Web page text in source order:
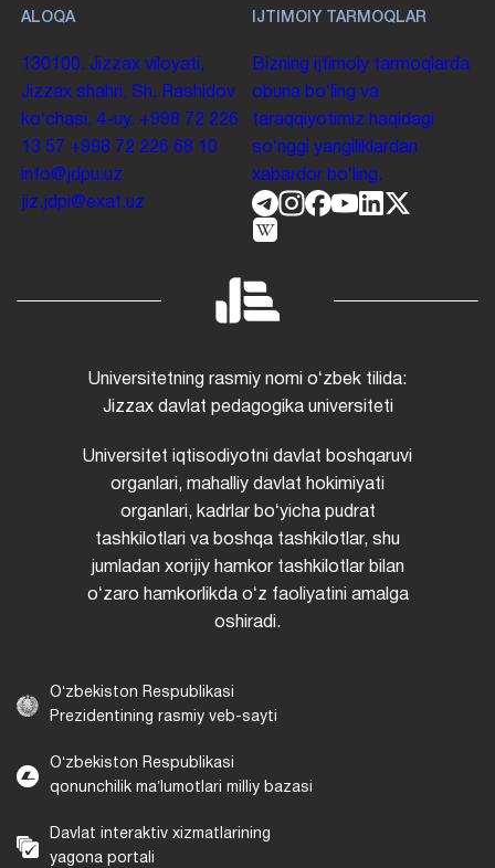
ALOQA
130100. Jizzax viloyati,
Jizzax shahri, Sh. Rashidov
koʻchasi, 4-uy. +998 72 226
13 57 +998 72 226 68 10
info@jdpu.uz
jiz.jdpi@exat.uz
IJTIMOIY TARMOQLAR
Bizning ijtimoiy tarmoqlarda
obuna boʻling va
taraqqiyotimiz haqidagi
soʻnggi yangiliklardan
xabardor boʻling.
Universitetning rasmiy nomi oʻzbek tilida:
Jizzax davlat pedagogika universiteti
Universitet iqtisodiyotni davlat boshqaruvi
organlari, mahalliy davlat hokimiyati
organlari, kadrlar boʻyicha pudrat
tashkilotlari va boshqa tashkilotlar, shu
jumladan xorijiy hamkor tashkilotlar bilan
oʻzaro hamkorlikda oʻz faoliyatini amalga
oshiradi.
Oʻzbekiston Respublikasi
Prezidentining rasmiy veb-sayti
Oʻzbekiston Respublikasi
qonunchilik maʼlumotlari milliy bazasi
Davlat interaktiv xizmatlarining
yagona portali